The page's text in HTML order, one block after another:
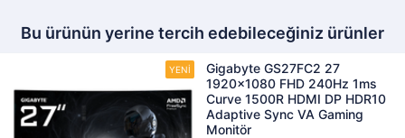
Bu ürünün yerine tercih edebileceğiniz ürünler
Gigabyte GS27FC2 27
1920x1080 FHD 240Hz 1ms
Curve 1500R HDMI DP HDR10
Adaptive Sync VA Gaming
Monitör